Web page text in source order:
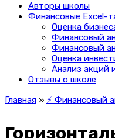
Авторы школы
Финансовые Excel-
Оценка
Финансовый
Финансовый
Оценка
Анализ акций
Отзывы о школе
Главная » ⚡ Финансовый